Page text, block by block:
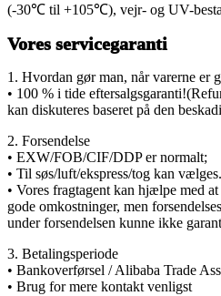
(-30℃ til +105℃), vejr- og UV-
Vores servicegaranti
1. Hvordan gør man, når varerne er
• 100 % i tide
kan diskuteres baseret på den
2. Forsendelse
• EXW/FOB/CIF/DDP er normalt;
• Til søs/luft/ekspress/tog kan vælges.
• Vores fragtagent kan hjælpe med
gode omkostninger, men
under forsendelsen kunne ikke
3. Betalingsperiode
• Bankoverførsel / Alibaba Trade
• Brug for mere kontakt venligst